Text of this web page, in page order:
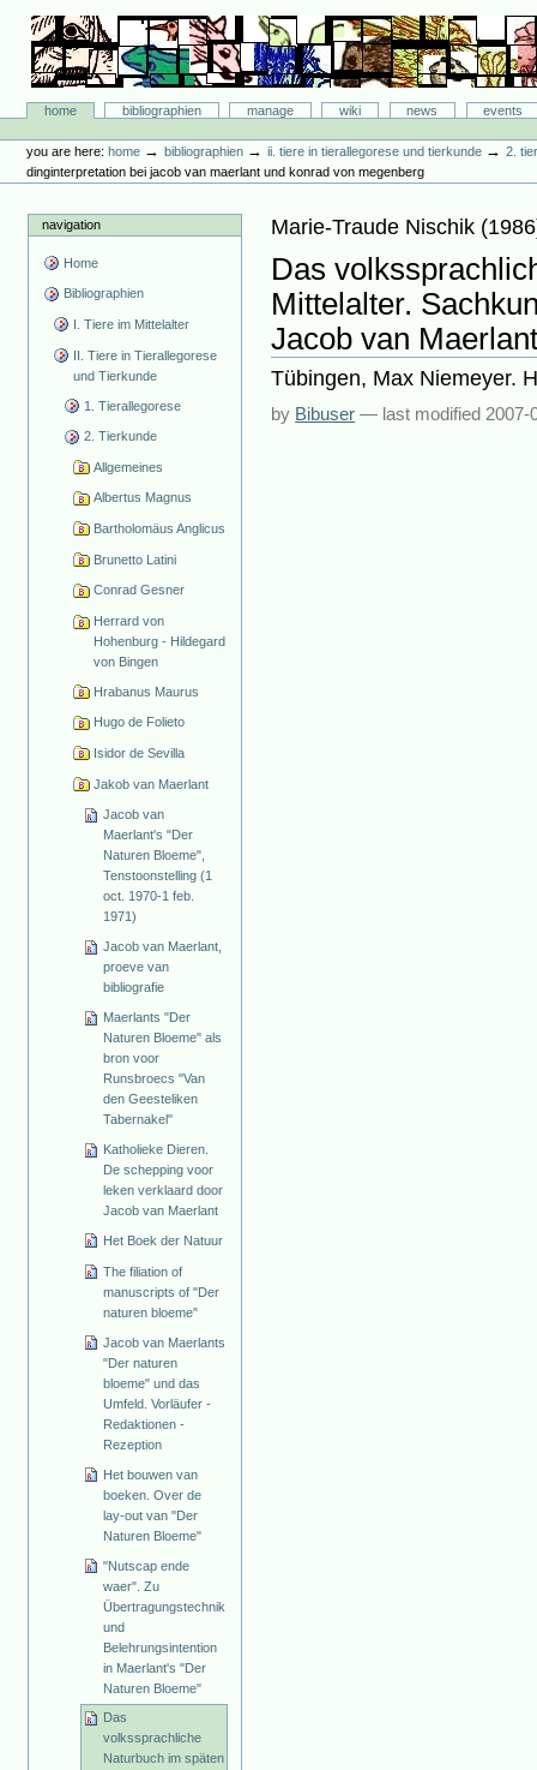
content.
navigation
Bibliographie-Portal
Sectionshome bibliographien manage wiki news
events
tools
you are here: home →bibliographien →ii. tiere in tierallegorese und tierkunde →2.
dinginterpretation bei jacob van maerlant und konrad von megenberg
navigation
Home
Bibliographien
I. Tiere im Mittelalter
II. Tiere in Tierallegorese
und Tierkunde
1. Tierallegorese
2. Tierkunde
Allgemeines
Albertus Magnus
Bartholomäus Anglicus
Brunetto Latini
Conrad Gesner
Herrard von
Hohenburg - Hildegard
von Bingen
Hrabanus Maurus
Hugo de Folieto
Isidor de Sevilla
Jakob van Maerlant
Jacob van
Maerlant's "Der
Naturen Bloeme",
Tenstoonstelling (1
oct. 1970-1 feb.
1971)
Jacob van Maerlant,
proeve van
bibliografie
Maerlants "Der
Naturen Bloeme" als
bron voor
Runsbroecs "Van
den Geesteliken
Tabernakel"
Katholieke Dieren.
De schepping voor
leken verklaard door
Jacob van Maerlant
Het Boek der Natuur
The filiation of
manuscripts of "Der
naturen bloeme"
Jacob van Maerlants
"Der naturen
bloeme" und das
Umfeld. Vorläufer -
Redaktionen -
Rezeption
Het bouwen van
boeken. Over de
lay-out van "Der
Naturen Bloeme"
"Nutscap ende
waer". Zu
Übertragungstechnik
und
Belehrungsintention
in Maerlant's "Der
Naturen Bloeme"
Das
volkssprachliche
Naturbuch im späten
Marie-Traude Nischik (1986
Das
Mittelalter.
Jacob van
Tübingen, Max Niemeyer.
by Bibuser — last modified 2007-